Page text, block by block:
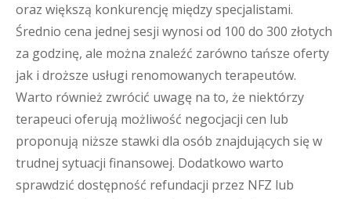
oraz większą konkurencję między specjalistami.
Średnio cena jednej sesji wynosi od 100 do 300 złotych
za godzinę, ale można znaleźć zarówno tańsze oferty
jak i droższe usługi renomowanych terapeutów.
Warto również zwrócić uwagę na to, że niektórzy
terapeuci oferują możliwość negocjacji cen lub
proponują niższe stawki dla osób znajdujących się w
trudnej sytuacji finansowej. Dodatkowo warto
sprawdzić dostępność refundacji przez NFZ lub